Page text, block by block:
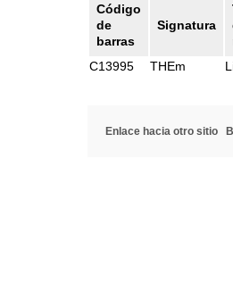
Código
de
barras
Signatura
C13995
THEm
Enlace hacia otro sitio